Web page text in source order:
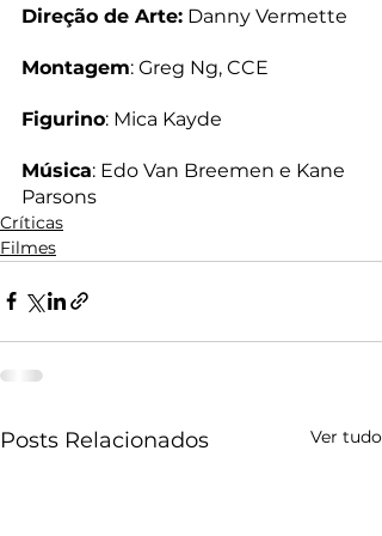
Direção de Arte: Danny Vermette
Montagem: Greg Ng, CCE
Figurino: Mica Kayde
Música: Edo Van Breemen e Kane
Parsons
Críticas
Filmes
Posts Relacionados Ver tudo